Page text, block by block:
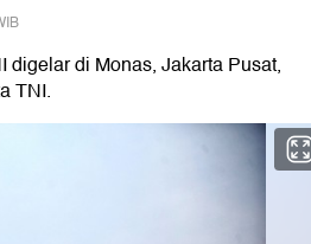
digelar di Monas, Jakarta Pusat,
TNI.